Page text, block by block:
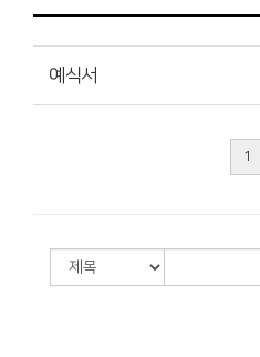
예식서
1